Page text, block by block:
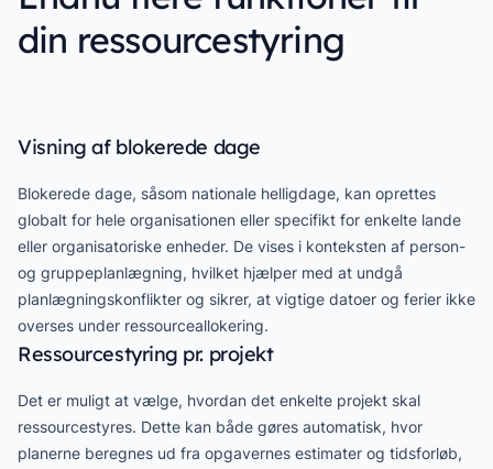
din ressourcestyring
Visning af blokerede dage
Blokerede dage, såsom nationale helligdage, kan oprettes
globalt for hele organisationen eller specifikt for enkelte lande
eller organisatoriske enheder. De vises i konteksten af person-
og gruppeplanlægning, hvilket hjælper med at undgå
planlægningskonflikter og sikrer, at vigtige datoer og ferier ikke
overses under ressourceallokering.
Ressourcestyring pr. projekt
Det er muligt at vælge, hvordan det enkelte projekt skal
ressourcestyres. Dette kan både gøres automatisk, hvor
planerne beregnes ud fra opgavernes estimater og tidsforløb,